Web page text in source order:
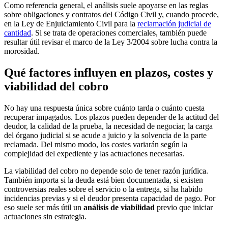
Como referencia general, el análisis suele apoyarse en las reglas
sobre obligaciones y contratos del Código Civil y, cuando procede,
en la Ley de Enjuiciamiento Civil para la reclamación judicial de
cantidad. Si se trata de operaciones comerciales, también puede
resultar útil revisar el marco de la Ley 3/2004 sobre lucha contra la
morosidad.
Qué factores influyen en plazos, costes y
viabilidad del cobro
No hay una respuesta única sobre cuánto tarda o cuánto cuesta
recuperar impagados. Los plazos pueden depender de la actitud del
deudor, la calidad de la prueba, la necesidad de negociar, la carga
del órgano judicial si se acude a juicio y la solvencia de la parte
reclamada. Del mismo modo, los costes variarán según la
complejidad del expediente y las actuaciones necesarias.
La viabilidad del cobro no depende solo de tener razón jurídica.
También importa si la deuda está bien documentada, si existen
controversias reales sobre el servicio o la entrega, si ha habido
incidencias previas y si el deudor presenta capacidad de pago. Por
eso suele ser más útil un análisis de viabilidad previo que iniciar
actuaciones sin estrategia.